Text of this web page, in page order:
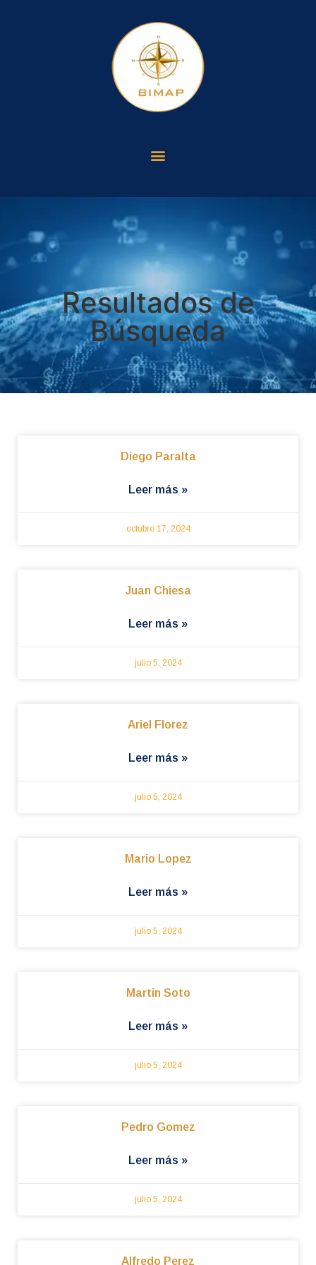
Resultados de
Búsqueda
Diego Paralta
Leer más »
octubre 17, 2024
Juan Chiesa
Leer más »
julio 5, 2024
Ariel Florez
Leer más »
julio 5, 2024
Mario Lopez
Leer más »
julio 5, 2024
Martin Soto
Leer más »
julio 5, 2024
Pedro Gomez
Leer más »
julio 5, 2024
Alfredo Perez